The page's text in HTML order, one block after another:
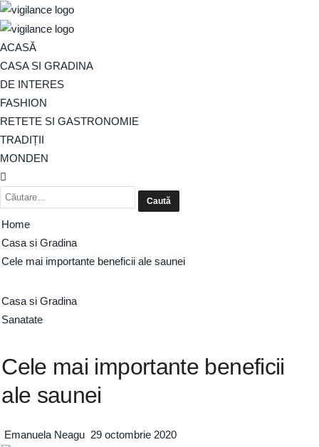
ACASĂ
CASA SI GRADINA
DE INTERES
FASHION
RETETE SI GASTRONOMIE
TRADIȚII
MONDEN
Home
Casa si Gradina
Cele mai importante beneficii ale saunei
Casa si Gradina
Sanatate
Cele mai importante beneficii
ale saunei
Emanuela Neagu 29 octombrie 2020